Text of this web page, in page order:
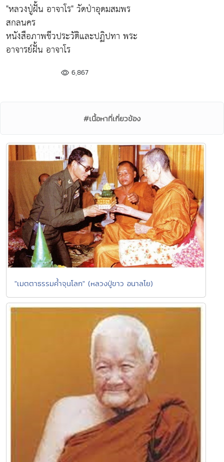
"หลวงปู่ฝั้น อาจาโร"วัดป่าอุดมสมพร
สกลนคร
หนังสือภาพชีวประวัติและปฏิปทา พระ
อาจารย์ฝั้น อาจาโร
6,867
#เนื้อหาที่เกี่ยวข้อง
"เมตตาธรรมค้ำจุนโลก" (หลวงปู่ขาว อนาลโย)